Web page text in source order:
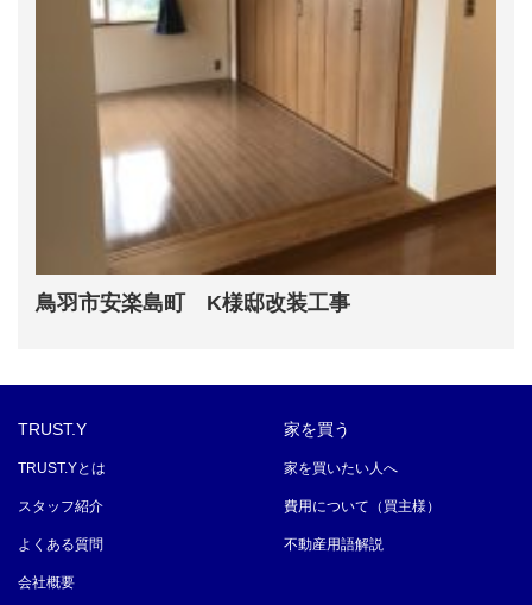
鳥羽市安楽島町 K様邸改装工事
TRUST.Y
TRUST.Yとは
スタッフ紹介
よくある質問
会社概要
家を買う
家を買いたい人へ
費用について（買主様）
不動産用語解説